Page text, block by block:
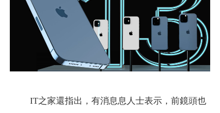
IT之家還指出，有消息息人士表示，前鏡頭也